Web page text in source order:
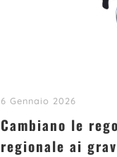
6 Gennaio 2026
Cambiano le
regionale ai